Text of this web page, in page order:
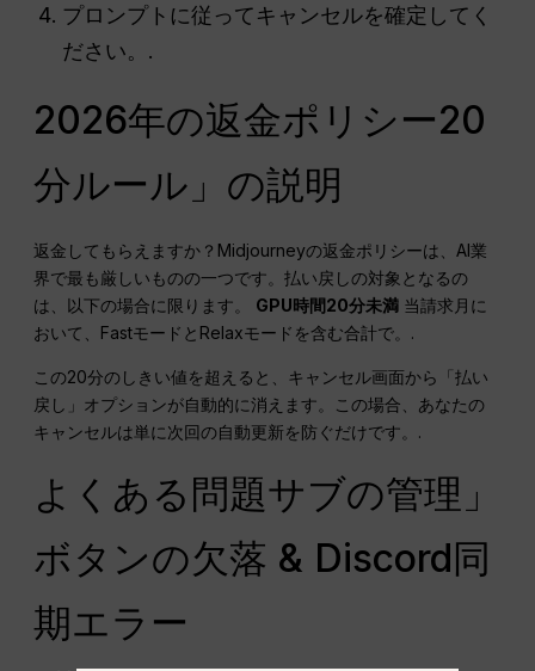
プロンプトに従ってキャンセルを確定してく
ださい。.
2026年の返金ポリシー20
分ルール」の説明
返金してもらえますか？Midjourneyの返金ポリシーは、AI業
界で最も厳しいものの一つです。払い戻しの対象となるの
は、以下の場合に限ります。 GPU時間20分未満 当請求月に
おいて、FastモードとRelaxモードを含む合計で。.
この20分のしきい値を超えると、キャンセル画面から「払い
戻し」オプションが自動的に消えます。この場合、あなたの
キャンセルは単に次回の自動更新を防ぐだけです。.
よくある問題サブの管理」
ボタンの欠落 & Discord同
期エラー